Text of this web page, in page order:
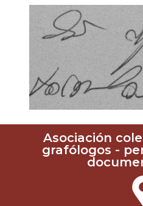
Asociación
grafólogos -